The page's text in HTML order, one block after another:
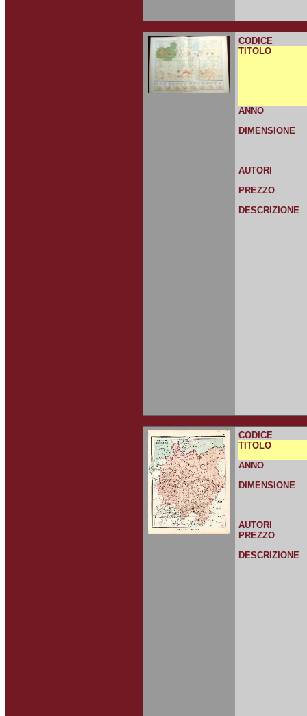
CODICE
TITOLO
ANNO
DIMENSIONE
AUTORI
PREZZO
DESCRIZIONE
CODICE
TITOLO
ANNO
DIMENSIONE
AUTORI
PREZZO
DESCRIZIONE